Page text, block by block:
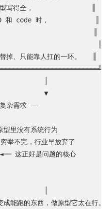
写得全，               ║
和 code 时，            ║
║
掉、只能靠人扛的一环。   ║
▼
杂需求 ——
里没有系统行为
举不完，行业早放弃了
这正好是问题的核心
能跑的东西，做原型它太在行。